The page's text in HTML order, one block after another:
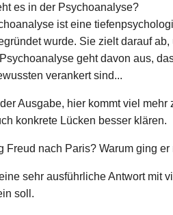
es in der Psychoanalyse?
ist eine
wurde. Sie zielt darauf
geht davon aus,
verankert sind...
Ausgabe, hier kommt viel
konkrete Lücken besser klären.
Freud nach Paris? Warum ging
sehr ausführliche Antwort mit
soll.